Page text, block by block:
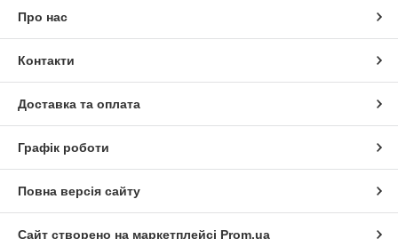
Про нас
Контакти
Доставка та оплата
Графік роботи
Повна версія сайту
Сайт створено на маркетплейсі Prom.ua